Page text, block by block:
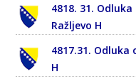
4818. 31.
Ražljevo H
4817.31.
H